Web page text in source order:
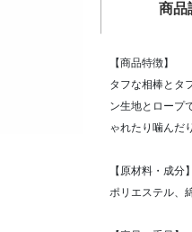
商品
【商品特徴】
タフな相棒とタ
ン生地とロープ
ゃれたり噛んだ
【原材料・成分】
ポリエステル、